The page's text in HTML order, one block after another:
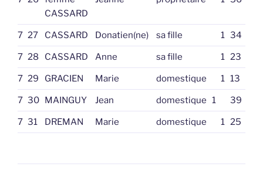
CASSARD
7 27 CASSARD Donatien(ne) sa fille 1 34
7 28 CASSARD Anne sa fille 1 23
7 29 GRACIEN Marie domestique 1 13
7 30 MAINGUY Jean domestique 1 39
7 31 DREMAN Marie domestique 1 25